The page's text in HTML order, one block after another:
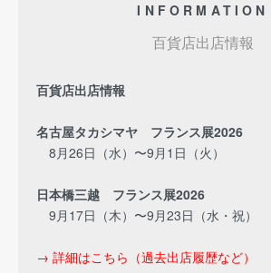
INFORMATION
百貨店出店情報
百貨店出店情報
名古屋タカシマヤ フランス展2026
8月26日（水）〜9月1日（火）
日本橋三越 フランス展2026
9月17日（木）〜9月23日（水・祝）
→ 詳細はこちら（過去出店履歴など）